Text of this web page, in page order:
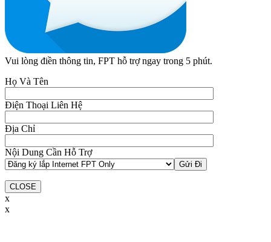
Vui lòng điền thông tin, FPT hỗ trợ ngay trong 5 phút.
Họ Và Tên
Điện Thoại Liên Hệ
Địa Chỉ
Nội Dung Cần Hỗ Trợ
CLOSE
x
x